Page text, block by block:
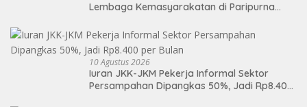
Lembaga Kemasyarakatan di Paripurna
10 Agustus 2026
Iuran JKK-JKM Pekerja Informal Sektor
Persampahan Dipangkas 50%, Jadi Rp8.400